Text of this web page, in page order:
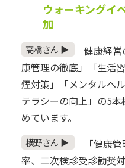
──ウォーキングイ
加
高橋さん ▶
健康経営
康管理の徹底」「生活
煙対策」「メンタルヘ
テラシーの向上」の5
めています。
横野さん ▶
「健康管
率、二次検診受診勧奨